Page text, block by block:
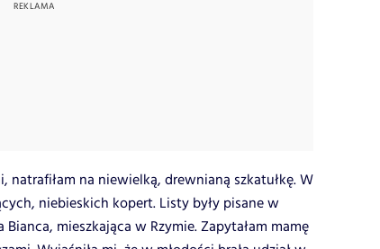
natrafiłam na niewielką, drewnianą szkatułkę. W
niebieskich kopert. Listy były pisane w
mieszkająca w Rzymie. Zapytałam mamę